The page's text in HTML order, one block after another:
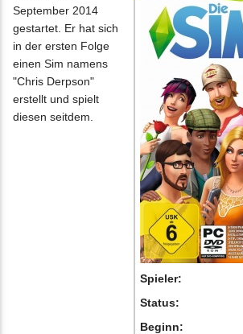
Spieler:
Status:
Beginn:
September 2014
gestartet. Er hat sich
in der ersten Folge
einen Sim namens
"Chris Derpson"
erstellt und spielt
diesen seitdem.